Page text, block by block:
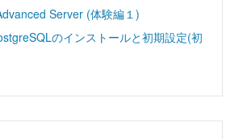
Server (体験編１)
のインストールと初期設定(初